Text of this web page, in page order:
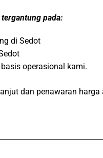
pada:
di Sedot
operasional kami.
dan penawaran harga